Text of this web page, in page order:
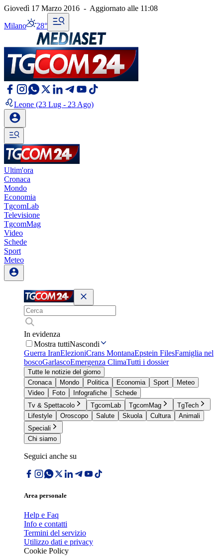
Giovedì 17 Marzo 2016 - Aggiornato alle 11:08
Milano 28°
Leone (23 Lug - 23 Ago)
Ultim'ora
Cronaca
Mondo
Economia
TgcomLab
Televisione
TgcomMag
Video
Schede
Sport
Meteo
In evidenza
Mostra tuttiNascondi
Guerra IranElezioniCrans MontanaEpstein FilesFamiglia nel
boscoGarlascoEmergenza ClimaTutti i dossier
Tutte le notizie del giorno
Cronaca
Mondo Politica Economia Sport
Meteo
Video
Foto Infografiche
Schede
Tv & Spettacolo
TgcomLab TgcomMag
TgTech
Lifestyle
Oroscopo Salute Skuola Cultura
Animali
Speciali
Chi siamo
Seguici anche su
Area personale
Help e Faq
Info e contatti
Termini del servizio
Utilizzo dati e privacy
Cookie Policy